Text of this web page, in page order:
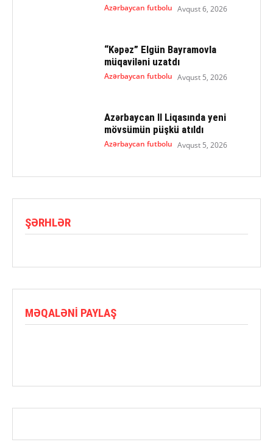
Azərbaycan futbolu Avqust 6, 2026
“Kəpəz” Elgün Bayramovla
müqaviləni uzatdı
Azərbaycan futbolu Avqust 5, 2026
Azərbaycan II Liqasında yeni
mövsümün püşkü atıldı
Azərbaycan futbolu Avqust 5, 2026
ŞƏRHLƏR
MƏQALƏNI PAYLAŞ